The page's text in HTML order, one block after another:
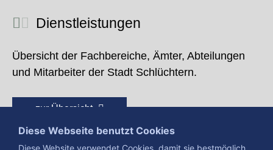
Dienstleistungen
Übersicht der Fachbereiche, Ämter, Abteilungen
und Mitarbeiter der Stadt Schlüchtern.
zur Übersicht
Diese Webseite benutzt Cookies
Diese Website verwendet Cookies, damit sie bestmöglich